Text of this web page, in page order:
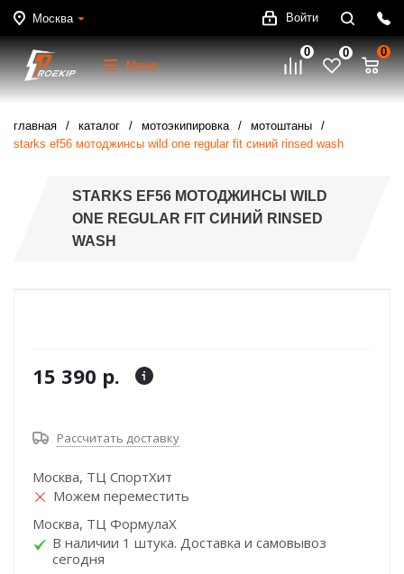
Москва Войти
Меню
0 0 0
главная каталог мотоэкипировка
мотоштаны
starks ef56 мотоджинсы wild one regular fit синий rinsed wash
STARKS EF56 МОТОДЖИНСЫ WILD
ONE REGULAR FIT СИНИЙ RINSED
WASH
15 390 р.
Рассчитать доставку
Москва, ТЦ СпортХит
Можем переместить
Москва, ТЦ ФормулаХ
В наличии 1 штука. Доставка и самовывоз
сегодня